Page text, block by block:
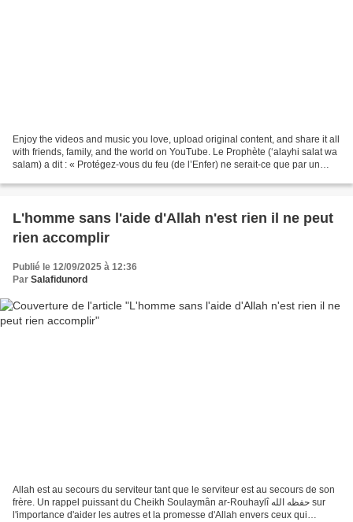
Enjoy the videos and music you love, upload original content, and share it all
with friends, family, and the world on YouTube. Le Prophète (‘alayhi salat wa
salam) a dit : « Protégez-vous du feu (de l’Enfer) ne serait-ce que par un
L'homme sans l'aide d'Allah n'est rien il ne peut
rien accomplir
Publié le 12/09/2025 à 12:36
Par Salafidunord
Allah est au secours du serviteur tant que le serviteur est au secours de son
frère. Un rappel puissant du Cheikh Soulaymân ar-Rouhaylî حفظه الله sur
l'importance d'aider les autres et la promesse d'Allah envers ceux qui